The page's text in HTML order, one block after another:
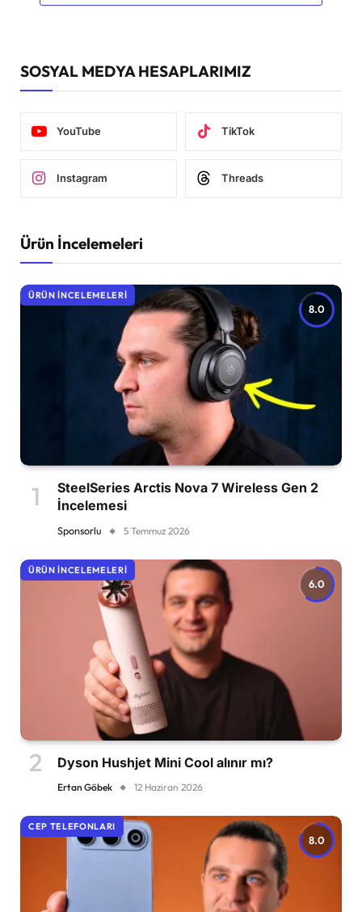
SOSYAL MEDYA HESAPLARIMIZ
YouTube TikTok
Instagram Threads
Ürün İncelemeleri
8.0
ÜRÜN İNCELEMELERI
SteelSeries Arctis Nova 7 Wireless Gen 2
İncelemesi
Sponsorlu 5 Temmuz 2026
6.0
ÜRÜN İNCELEMELERI
Dyson Hushjet Mini Cool alınır mı?
Ertan Göbek 12 Haziran 2026
8.0
CEP TELEFONLARI